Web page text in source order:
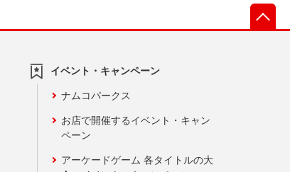
イベント・キャンペーン
ナムコパークス
お店で開催するイベント・キャン
ペーン
アーケードゲーム 各タイトルの大